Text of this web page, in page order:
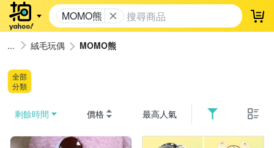
MOMO熊 登
絨毛玩偶 MOMO熊
全部
分類
剩餘時間 價格 最高人氣